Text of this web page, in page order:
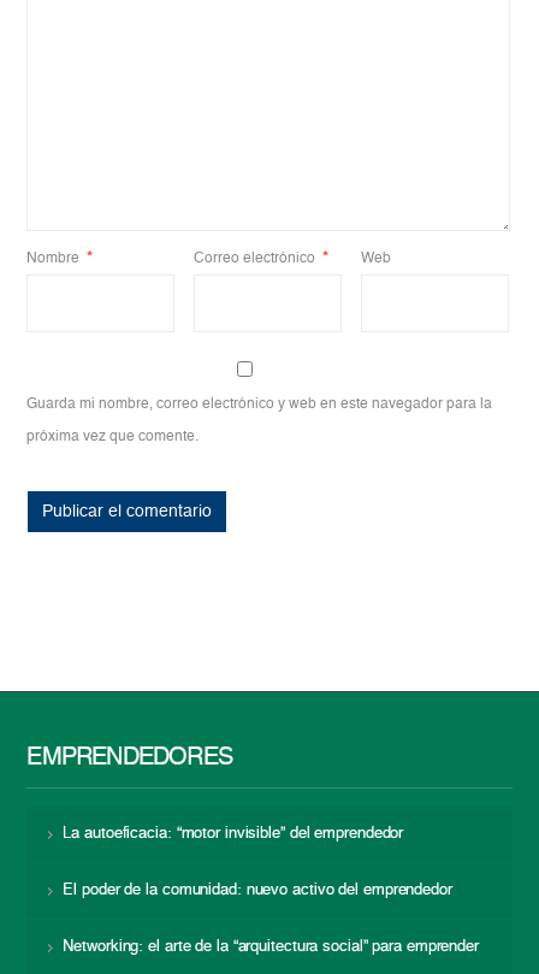
Nombre * Correo electrónico * Web
Guarda mi nombre, correo electrónico y web en este navegador para la
próxima vez que comente.
EMPRENDEDORES
La autoeficacia: “motor invisible” del emprendedor
El poder de la comunidad: nuevo activo del emprendedor
Networking: el arte de la “arquitectura social” para emprender